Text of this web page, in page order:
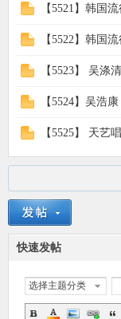
【5521】韩国
【5522】韩国
【5523】 吴涤
【5524】吴浩
【5525】 天艺
快速发帖
选择主题分类